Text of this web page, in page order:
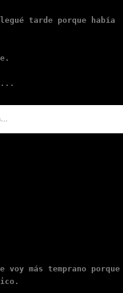
tarde porque había
más temprano porque